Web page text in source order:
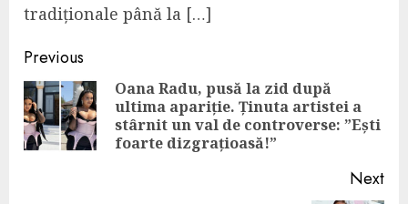
tradiționale până la […]
Continue
Reading
Previous
Oana Radu, pusă la zid după
ultima apariție. Ținuta artistei a
stârnit un val de controverse: ”Ești
foarte dizgrațioasă!”
Next